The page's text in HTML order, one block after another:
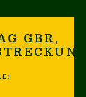
GBR,